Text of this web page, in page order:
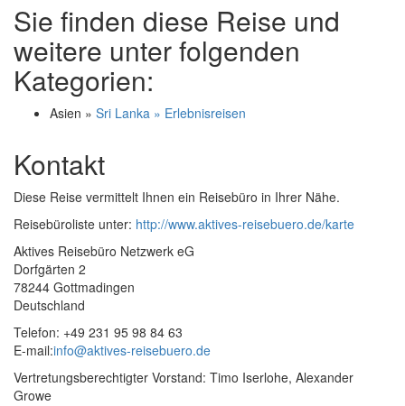
Sie finden diese Reise und
weitere unter folgenden
Kategorien:
Asien » Sri Lanka » Erlebnisreisen
Kontakt
Diese Reise vermittelt Ihnen ein Reisebüro in Ihrer Nähe.
Reisebüroliste unter: http://www.aktives-reisebuero.de/karte
Aktives Reisebüro Netzwerk eG
Dorfgärten 2
78244 Gottmadingen
Deutschland
Telefon: +49 231 95 98 84 63
E-mail:info@aktives-reisebuero.de
Vertretungsberechtigter Vorstand: Timo Iserlohe, Alexander
Growe